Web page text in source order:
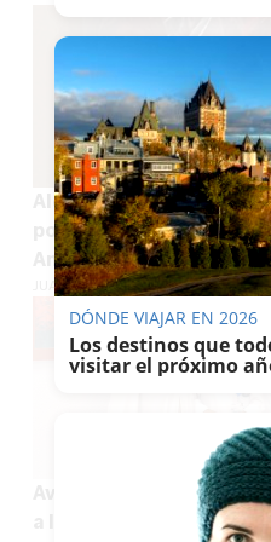
Alerta oficial de la
población vulnerable:
Andalucía con listeria
JUAN ANTONIO CARRASCO
Avance en Andalucía
DÓNDE VIAJAR EN 2026
Los destinos que
visitar el próximo